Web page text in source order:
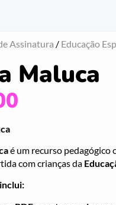
Assinatura / Educação
Maluca
é um recurso pedagógico
com crianças da